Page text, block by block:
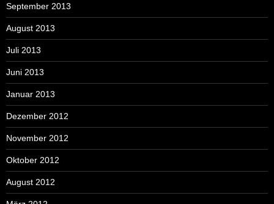
September 2013
August 2013
Juli 2013
Juni 2013
Januar 2013
Dezember 2012
November 2012
Oktober 2012
August 2012